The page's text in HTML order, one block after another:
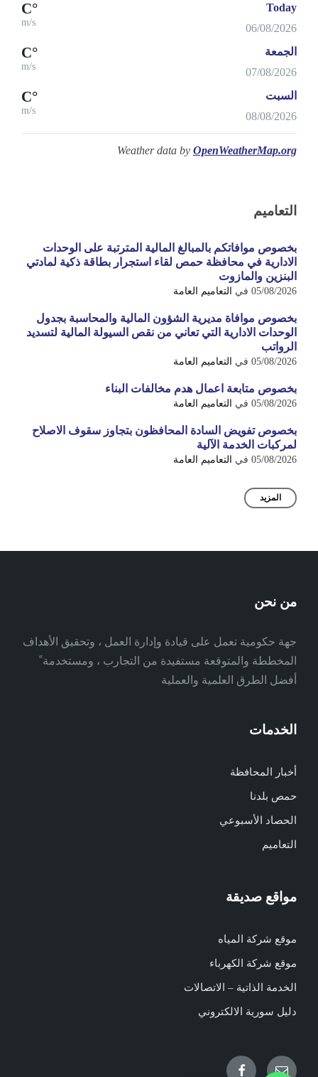
Today
06/08/2026
°C
m/s
الجمعة
07/08/2026
°C
m/s
السبت
08/08/2026
°C
m/s
Weather data by OpenWeatherMap.org
التعاميم
بخصوص موافاتكم بالمبالغ المالية المترتبة على الوحدات
الادارية في محافظة حمص لقاء استجرار بطاقة ذكية لمادتي
البنزين والمازوت
05/08/2026 في التعاميم العامة
بخصوص موافاة مديرية الشؤون المالية والمحاسبة بجدول
الوحدات الادارية التي تعاني من نقص السيولة المالية لتسديد
الرواتب
05/08/2026 في التعاميم العامة
بخصوص متابعة اعمال هدم مخالفات البناء
05/08/2026 في التعاميم العامة
بخصوص تفويض السادة المحافظون بتجاوز سقوف الاصلاح
لمركبات الخدمة الآلية
05/08/2026 في التعاميم العامة
المزيد
من نحن
جهة حكومية تعمل على قيادة وإدارة العمل ، وتحقيق الأهداف
المخططة والمتوقعة مستفيدة من التجارب ، ومستخدمة ً
أفضل الطرق العلمية والعملية
الخدمات
أخبار المحافظة
حمص بلدنا
الحصاد الأسبوعي
التعاميم
مواقع صديقة
موقع شركة المياه
موقع شركة الكهرباء
الخدمة الذاتية – الاتصالات
دليل سورية الالكتروني
Email
Facebook